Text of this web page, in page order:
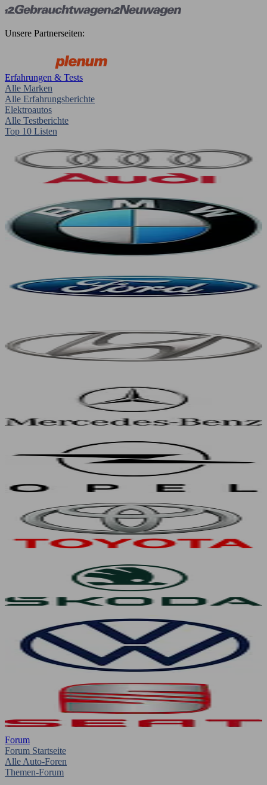
Unsere Partnerseiten:
Erfahrungen & Tests
Alle Marken
Alle Erfahrungsberichte
Elektroautos
Alle Testberichte
Top 10 Listen
Forum
Forum Startseite
Alle Auto-Foren
Themen-Forum